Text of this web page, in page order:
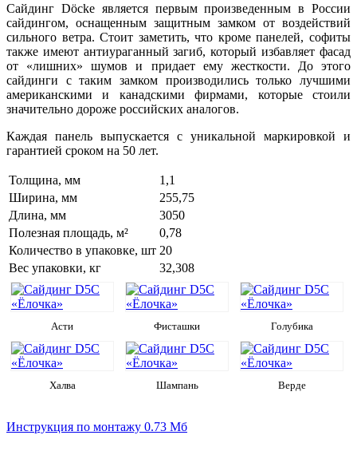
Сайдинг Döcke является первым произведенным в России
сайдингом, оснащенным защитным замком от воздействий
сильного ветра. Стоит заметить, что кроме панелей, софиты
также имеют антиураганный загиб, который избавляет фасад
от «лишних» шумов и придает ему жесткости. До этого
сайдинги с таким замком производились только лучшими
американскими и канадскими фирмами, которые стоили
значительно дороже российских аналогов.
Каждая панель выпускается с уникальной маркировкой и
гарантией сроком на 50 лет.
Толщина, мм
1,1
Ширина, мм
255,75
Длина, мм
3050
Полезная площадь, м²
0,78
Количество в упаковке, шт 20
Вес упаковки, кг
32,308
Асти Фисташки Голубика
Халва Шампань Верде
Инструкция по монтажу 0.73 Мб